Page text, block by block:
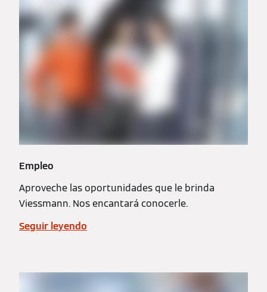
Empleo
Aproveche las oportunidades que le brinda
Viessmann. Nos encantará conocerle.
Seguir leyendo